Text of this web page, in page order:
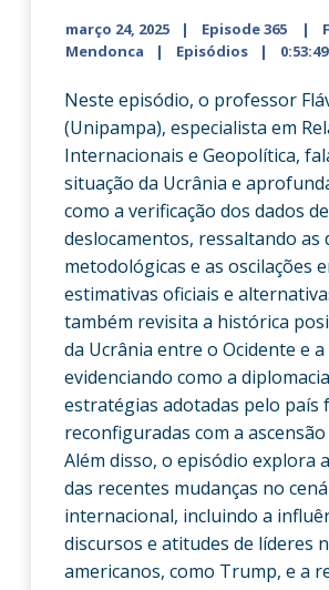
março 24, 2025 Episode 365
Mendonca
Episódios 0:53:49
Neste episódio, o professor
(Unipampa), especialista em
Internacionais e Geopolítica,
situação da Ucrânia e
como a verificação dos dados
deslocamentos, ressaltando as
metodológicas e as oscilações
estimativas oficiais e
também revisita a histórica
da Ucrânia entre o Ocidente e a
evidenciando como a
estratégias adotadas pelo país
reconfiguradas com a
Além disso, o episódio explora
das recentes mudanças no
internacional, incluindo a
discursos e atitudes de líderes
americanos, como Trump, e a